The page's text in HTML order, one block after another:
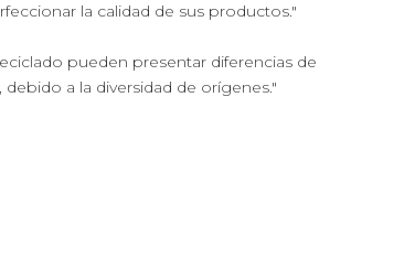
la calidad de sus productos."
pueden presentar diferencias de
a la diversidad de orígenes."